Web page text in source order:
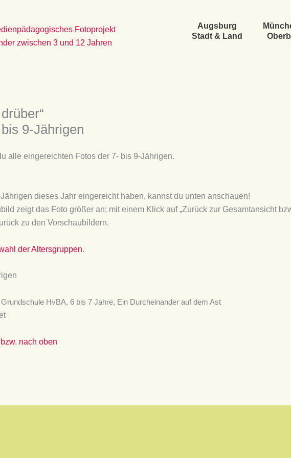
Fotoprojekt
zwischen 3 und 12 Jahren
Augsburg
Stadt & Land
9-Jährigen
alle eingereichten Fotos der 7- bis 9-Jährigen.
dieses Jahr eingereicht haben, kannst du unten anschauen!
zeigt das Foto größer an; mit einem Klick auf „Zurück zur Gesamtansicht
zu den Vorschaubildern.
der Altersgruppen.
Grundschule HvBA, 6 bis 7 Jahre, Ein Durcheinander auf dem Ast
nach oben